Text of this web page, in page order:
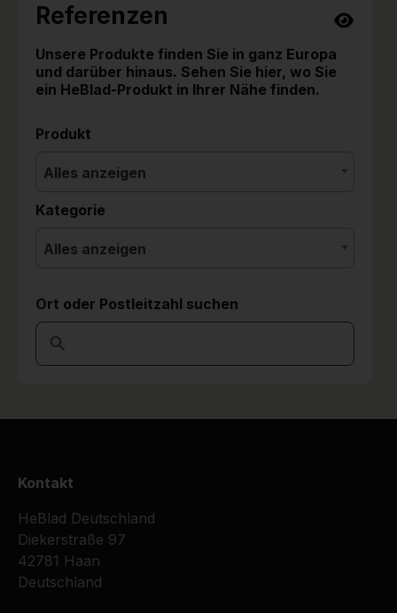
Referenzen
Unsere Produkte finden Sie in ganz Europa
und darüber hinaus. Sehen Sie hier, wo Sie
ein HeBlad-Produkt in Ihrer Nähe finden.
Produkt
Alles anzeigen
Kategorie
Alles anzeigen
Ort oder Postleitzahl suchen
Kontakt
HeBlad Deutschland
Diekerstraße 97
42781 Haan
Deutschland